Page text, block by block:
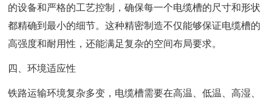
的设备和严格的工艺控制，确保每一个电缆槽的尺寸和形状
都精确到最小的细节。这种精密制造不仅能够保证电缆槽的
高强度和耐用性，还能满足复杂的空间布局要求。
四、环境适应性
铁路运输环境复杂多变，电缆槽需要在高温、低温、高湿、